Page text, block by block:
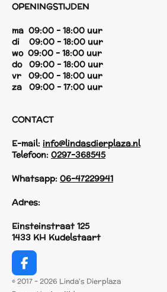
OPENINGSTIJDEN
ma 09:00 - 18:00 uur
di 09:00 - 18:00 uur
wo 09:00 - 18:00 uur
do 09:00 - 18:00 uur
vr 09:00 - 18:00 uur
za 09:00 - 17:00 uur
CONTACT
E-mail: info@lindasdierplaza.nl
Telefoon: 0297-368545
Whatsapp: 06-47229941
Adres:
Einsteinstraat 125
1433 KH Kudelstaart
F
a
© 2017 - 2026 Linda's Dierplaza